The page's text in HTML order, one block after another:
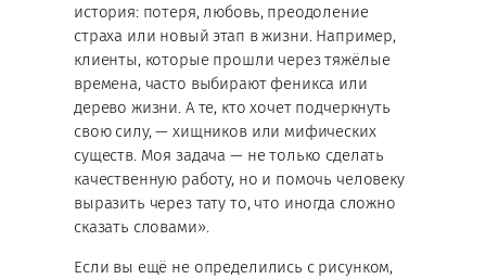
история: потеря, любовь, преодоление
страха или новый этап в жизни. Например,
клиенты, которые прошли через тяжёлые
времена, часто выбирают феникса или
дерево жизни. А те, кто хочет подчеркнуть
свою силу, — хищников или мифических
существ. Моя задача — не только сделать
качественную работу, но и помочь человеку
выразить через тату то, что иногда сложно
сказать словами».
Если вы ещё не определились с рисунком,